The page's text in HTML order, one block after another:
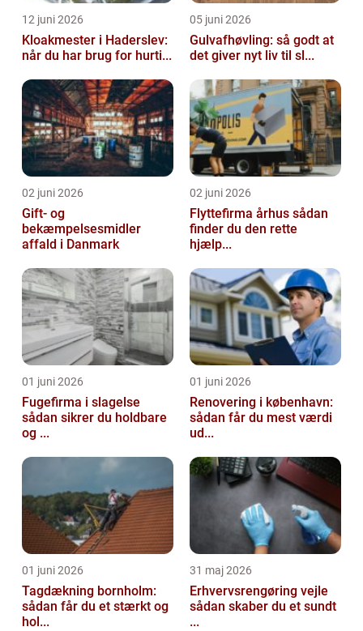
12 juni 2026
Kloakmester i Haderslev:
når du har brug for hurti...
05 juni 2026
Gulvafhøvling: så godt at
det giver nyt liv til sl...
02 juni 2026
Gift- og
bekæmpelsesmidler
affald i Danmark
02 juni 2026
Flyttefirma århus sådan
finder du den rette
hjælp...
01 juni 2026
Fugefirma i slagelse
sådan sikrer du holdbare
og ...
01 juni 2026
Renovering i københavn:
sådan får du mest værdi
ud...
01 juni 2026
Tagdækning bornholm:
sådan får du et stærkt og
hol...
31 maj 2026
Erhvervsrengøring vejle
sådan skaber du et sundt
...